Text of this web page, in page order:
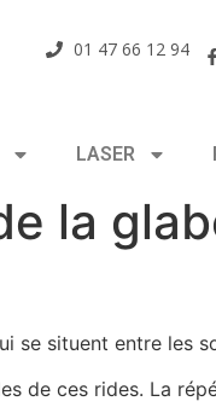
01 47 66 12 94
LASER
la
situent entre les
de ces rides. La